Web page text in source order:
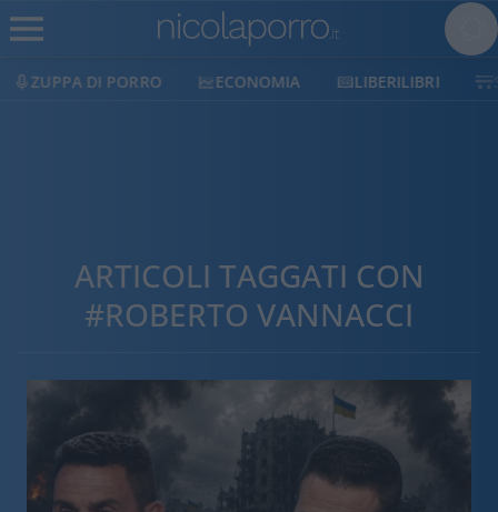
ECONOMIA LIBERILIBRI SHOP SOSTIENICI
ARTICOLI TAGGATI CON
#ROBERTO VANNACCI